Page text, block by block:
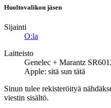
Huoltovalikon jäsen
Sijainti
O:la
Laitteisto
Genelec + Marantz
Apple: sitä sun tätä
Sinun tulee rekisteröityä
viestin sisältö.